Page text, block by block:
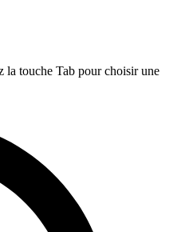
la touche Tab pour choisir une